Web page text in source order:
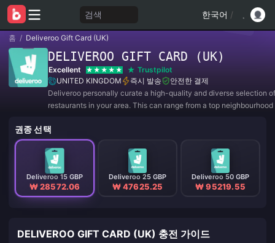
검색 한국어 /
홈 / Deliveroo Gift Card (UK)
DELIVEROO GIFT CARD (UK)
Excellent
Trustpilot
UNITED KINGDOM
즉시 발송
안전한 결제
Deliveroo personally curate a high-quality and diverse selection of
restaurants in your area. This can range from a top
권종 선택
Deliveroo 15 GBP
₩ 28572.06
Deliveroo 25 GBP
₩ 47625.25
Deliveroo 50 GBP
₩ 95219.55
DELIVEROO GIFT CARD (UK) 충전 가이드